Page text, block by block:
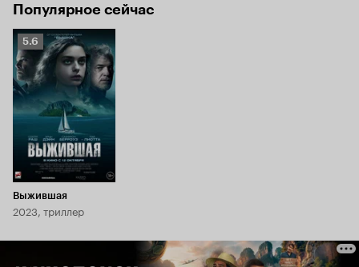
Популярное сейчас
Рейтинг
Кинопоиска
5.6
5.6
Выжившая
2023, триллер